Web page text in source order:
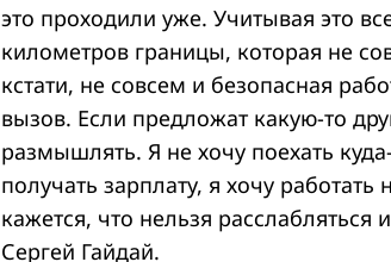
это проходили уже. Учитывая это
километров границы, которая не
кстати, не совсем и безопасная
вызов. Если предложат какую-то
размышлять. Я не хочу поехать
получать зарплату, я хочу
кажется, что нельзя расслабляться
Сергей Гайдай.